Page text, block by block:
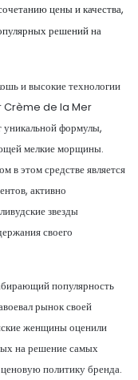
цены и качества,
решений на
и высокие технологии
Crème de la Mer
уникальной формулы,
мелкие морщины.
в этом средстве является
активно
звезды
своего
популярность
рынок своей
женщины оценили
на решение самых
политику бренда.